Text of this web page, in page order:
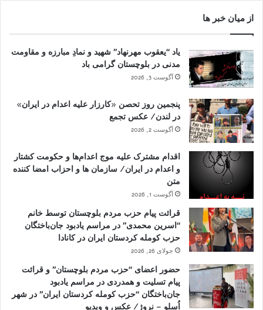
از میان خبر ها
یاد “یعقوب مهرنهاد” شهید و نمادِ مبارزه و مقاومت
مدنی در بلوچستان گرامی باد
آگوست 3, 2026
پنجمین روز تحصن «کارزار علیه اعدام در ایران»
در لندن/ عکس تجمع
آگوست 2, 2026
اقدام مشترک علیه موج اعدام‌ها و حکومت کشتار
و اعدام در ایران/ سازمان ها و احزاب امضا کننده
متن
آگوست 1, 2026
قرائت پیام حزب مردم بلوچستان توسط خانم
“اسرین محمدی” در مراسم یادبود جان‌باختگان
حزب کومله کردستان ایران در کانادا
جولای 26, 2026
حضور اعضای “حزب مردم بلوچستان” و قرائت
پیام تسلیت و همدردی در مراسم یادبود
جان‌باختگان “حزب کومله کردستان ایران” در شهر
اُسلو – نروژ/ عکس و ویدیو